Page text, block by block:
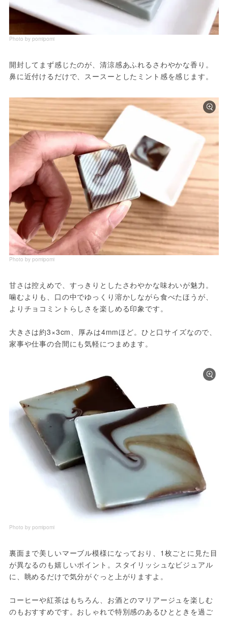
Photo by pomipomi
開封してまず感じたのが、清涼感あふれるさわやかな香り。
鼻に近付けるだけで、スースーとしたミント感を感じます。
Photo by pomipomi
甘さは控えめで、すっきりとしたさわやかな味わいが魅力。
噛むよりも、口の中でゆっくり溶かしながら食べたほうが、
よりチョコミントらしさを楽しめる印象です。
大きさは約3×3cm、厚みは4mmほど。ひと口サイズなので、
家事や仕事の合間にも気軽につまめます。
Photo by pomipomi
裏面まで美しいマーブル模様になっており、1枚ごとに見た目
が異なるのも嬉しいポイント。スタイリッシュなビジュアル
に、眺めるだけで気分がぐっと上がりますよ。
コーヒーや紅茶はもちろん、お酒とのマリアージュを楽しむ
のもおすすめです。おしゃれで特別感のあるひとときを過ご